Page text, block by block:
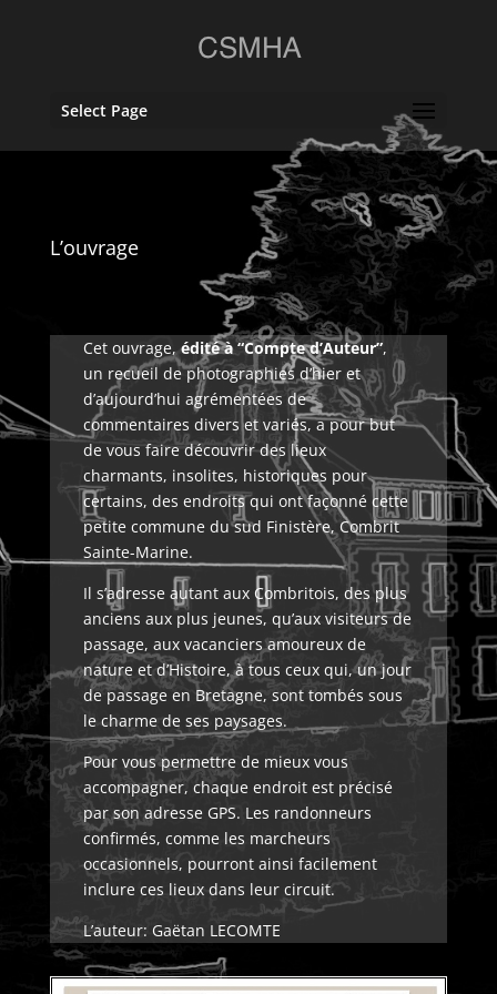
Select Page
L’ouvrage
Cet ouvrage,édité à “Compte d’Auteur”,
un recueil de photographies d’hier et
d’aujourd’hui agrémentées de
commentaires divers et variés, a pour but
de vous faire découvrir des lieux
charmants, insolites, historiques pour
certains, des endroits qui ont façonné cette
petite commune du sud Finistère, Combrit
Sainte-Marine.
Il s’adresse autant aux Combritois, des plus
anciens aux plus jeunes, qu’aux visiteurs de
passage, aux vacanciers amoureux de
nature et d’Histoire, à tous ceux qui, un jour
de passage en Bretagne, sont tombés sous
le charme de ses paysages.
Pour vous permettre de mieux vous
accompagner, chaque endroit est précisé
par son adresse GPS. Les randonneurs
confirmés, comme les marcheurs
occasionnels, pourront ainsi facilement
inclure ces lieux dans leur circuit.
L’auteur: Gaëtan LECOMTE